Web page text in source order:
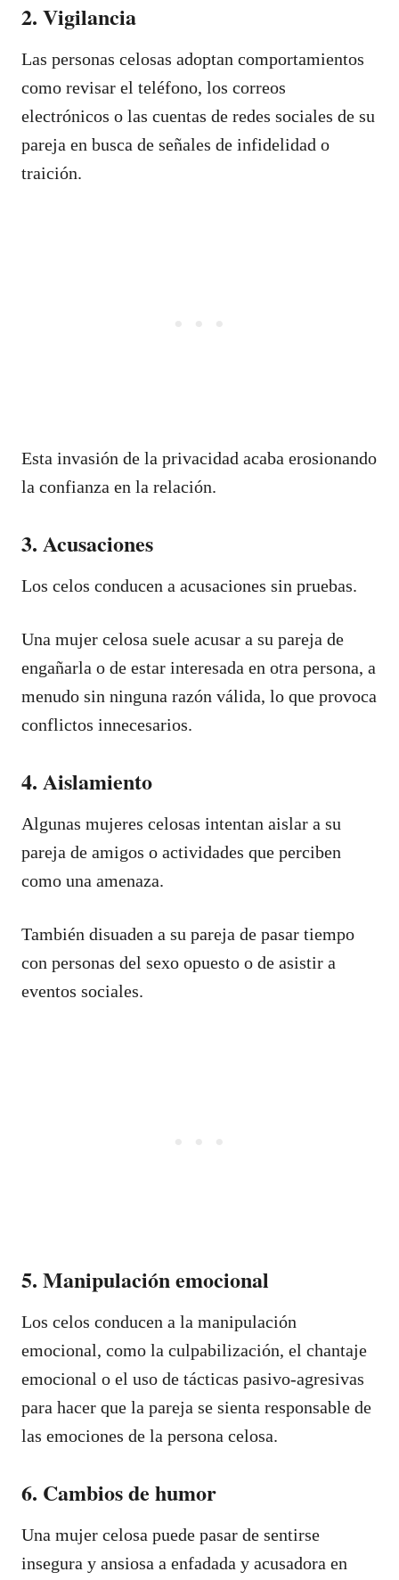
2. Vigilancia
Las personas celosas adoptan comportamientos
como revisar el teléfono, los correos
electrónicos o las cuentas de redes sociales de su
pareja en busca de señales de infidelidad o
traición.
Esta invasión de la privacidad acaba erosionando
la confianza en la relación.
3. Acusaciones
Los celos conducen a acusaciones sin pruebas.
Una mujer celosa suele acusar a su pareja de
engañarla o de estar interesada en otra persona, a
menudo sin ninguna razón válida, lo que provoca
conflictos innecesarios.
4. Aislamiento
Algunas mujeres celosas intentan aislar a su
pareja de amigos o actividades que perciben
como una amenaza.
También disuaden a su pareja de pasar tiempo
con personas del sexo opuesto o de asistir a
eventos sociales.
5. Manipulación emocional
Los celos conducen a la manipulación
emocional, como la culpabilización, el chantaje
emocional o el uso de tácticas pasivo-agresivas
para hacer que la pareja se sienta responsable de
las emociones de la persona celosa.
6. Cambios de humor
Una mujer celosa puede pasar de sentirse
insegura y ansiosa a enfadada y acusadora en